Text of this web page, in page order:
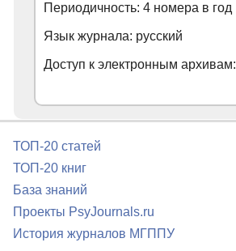
Периодичность: 4 номера в год
Язык журнала: русский
Доступ к электронным архивам:
ТОП-20 статей
ТОП-20 книг
База знаний
Проекты PsyJournals.ru
История журналов МГППУ